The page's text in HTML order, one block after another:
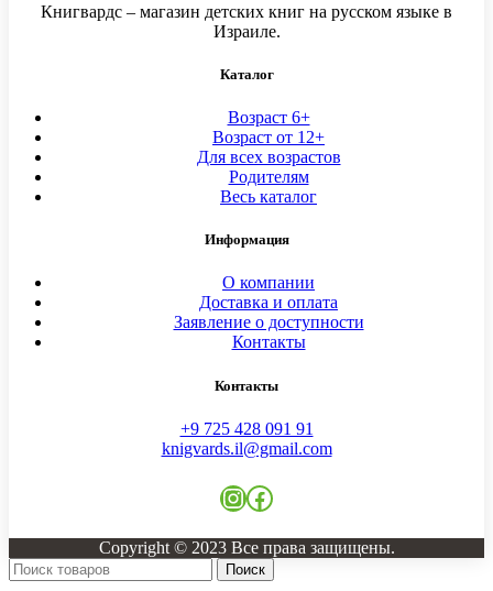
Книгвардс – магазин детских книг на русском языке в
Израиле.
Каталог
Возраст 6+
Возраст от 12+
Для всех возрастов
Родителям
Весь каталог
Информация
О компании
Доставка и оплата
Заявление о доступности
Контакты
Контакты
+9 725 428 091 91
knigvards.il@gmail.com
Instagram
Facebook
Copyright © 2023 Все права защищены.
Поиск